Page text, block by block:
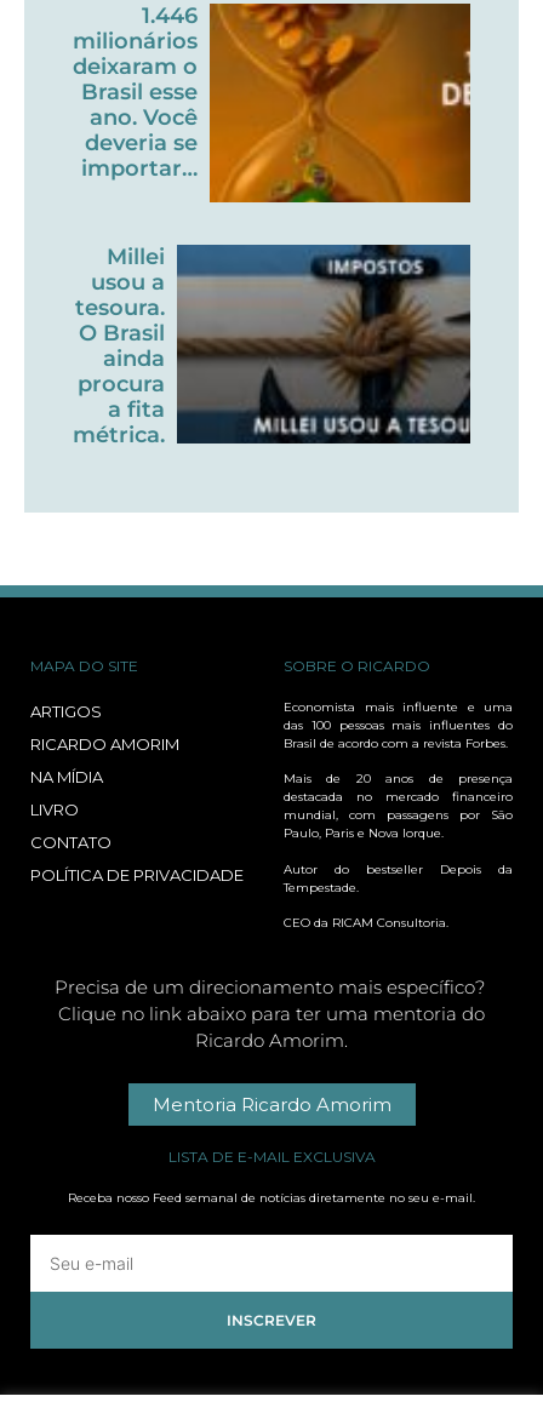
1.446
milionários
deixaram o
Brasil esse
ano. Você
deveria se
importar…
Millei
usou a
tesoura.
O Brasil
ainda
procura
a fita
métrica.
MAPA DO SITE
ARTIGOS
RICARDO AMORIM
NA MÍDIA
LIVRO
CONTATO
POLÍTICA DE PRIVACIDADE
SOBRE O RICARDO
Economista mais influente e uma
das 100 pessoas mais influentes do
Brasil de acordo com a revista Forbes.
Mais de 20 anos de presença
destacada no mercado financeiro
mundial, com passagens por São
Paulo, Paris e Nova Iorque.
Autor do bestseller Depois da
Tempestade.
CEO da RICAM Consultoria.
Precisa de um direcionamento mais específico?
Clique no link abaixo para ter uma mentoria do
Ricardo Amorim.
Mentoria Ricardo Amorim
LISTA DE E-MAIL EXCLUSIVA
Receba nosso Feed semanal de notícias diretamente no seu e-mail.
INSCREVER